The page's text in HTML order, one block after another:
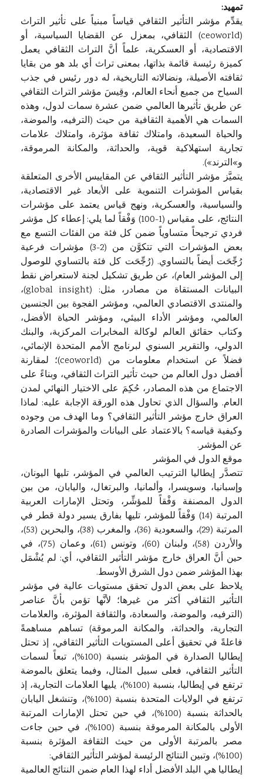
تمهيد:
يقدِّم مؤشر التأثير الثقافي قياساً مبنياً على تأثير التراث
(ceoworld) الثقافي، بمعزل عن القضايا السياسية، أو
الاقتصادية، أو العسكرية، علماً أنَّ التراث الثقافي يعمل
كميزة رئيسة قائمة بذاتها، بمعنى تراث أي بلد هو من بقايا
ثقافته الأصيلة، ونضالاته التاريخية، له دور رئيس في جذب
السياح من جميع أنحاء العالم، وقِيسَ مؤشر التراث الثقافي
عن طريق تأثيرها العالمي ضمن عشرة سمات لدول، وهذه
السمات هي الأهمية الثقافية من حيث (الترفيه، والموضة،
والحياة السعيدة، وامتلاك ثقافة مؤثرة، وامتلاك علامات
تجارية استهلاكية قوية، والحداثة، والمكانة المرموقة،
و»الترند»).
يتميَّز مؤشر التأثير الثقافي عن المقاييس الأخرى المتعلقة
بقياس المؤشرات التنموية على الأبعاد غير الاقتصادية،
والسياسية، والعسكرية، ونهج قياس يعتمد على مؤشرات
النتائج، على مقياس (1-100) وَفْقاً لما يلي: إعطاء كل مؤشر
فردي ترجيحاً متساوياً ضمن كل فئة من الفئات التسع مع
بعض المؤشرات التي تتكوَّن من (2-3) مؤشرات فرعية
رُجِّحَت أيضاً بالتساوي. (رُجِّحَت كل فئة بالتساوي للوصول
إلى المؤشر العام)، عن طريق تشكيل لجنة لاستعراض نقط
البيانات المستقاة من مصادر، مثل: (global insight)،
والمنتدى الاقتصادي العالمي، ومؤشر الفجوة بين الجنسين
العالمي، ومؤشر الأداء البيئي، ومؤشر الحياة الأفضل،
وكتاب حقائق العالم لوكالة المخابرات المركزية، والبنك
الدولي، والتقرير السنوي لبرنامج الأمم المتحدة الإنمائي،
فضلاً عن استخدام معلومات من (ceoworld)؛ لمقارنة
أفضل دول العالم من حيث تأثير التراث الثقافي، وبناءً على
الاجتماع من هذه المصادر، حُكِمَ على الاختيار النهائي لمدن
العام. والسؤال الذي تحاول هذه الورقة الإجابة عليه: لماذا
العراق خارج مؤشر التأثير الثقافي؟ وما الهدف من وجوده
وكيفية قياسه؟ بالاعتماد على البيانات والمؤشرات الصادرة
عن المؤشر.
موقع الدول في المؤشر
تتصدَّر إيطاليا الترتيب العالمي في المؤشر، تليها اليونان،
وإسبانيا، وسويسرا، وألمانيا، والبرتغال، واليابان، من بين
الدول المصنفة وَفْقاً للمؤشِّر، وتحتل الإمارات العربية
المرتبة (14) وَفْقاً للمؤشر، تليها بفارق يسير دولة قطر في
المرتبة (29)، والسعودية (36)، والمغرب (38)، والبحرين (53)،
والأردن (58)، ولبنان (60)، وتونس (61)، وعمان (75)، في
حين أنَّ العراق خارج مؤشر التأثير الثقافي، أي: لم يُشْمَل
بهذا المؤشر ضمن دول الشرق الأوسط.
يلاحظ على بعض الدول تحقق مستويات عالية في مؤشر
التأثير الثقافي أكثر من غيرها؛ لأنَّها تؤمن بأنَّ عناصر
(الترفيه، والموضة، والسعادة، والثقافة المؤثرة، والعلامات
التجارية، والحداثة، والمكانة المرموقة) تساهم مساهمةً
فاعلةً في تحقيق أعلى المستويات التأثير الثقافي، إذ تحتل
إيطاليا الصدارة في المؤشر بنسبة (100%)، تبعاً لسمات
التأثير الثقافي، فعلى سبيل المثال، وفيما يتعلق بالموضة
ترتفع في إيطاليا، بنسبة (100%)، يليها العلامات التجارية، إذ
ترتفع في الولايات المتحدة بنسبة (100%)، وتنشغل اليابان
بالحداثة بنسبة (100%)، في حين تحتل الإمارات المرتبة
الأولى بالمكانة المرموقة بنسبة (100%)، في حين جاءت
مصر بالمرتبة الأولى من حيث الثقافة المؤثرة بنسبة
(100%)، وتبين النتائج الرئيسة لمؤشر التأثير الثقافي:
إيطاليا هي البلد الأفضل أداء لهذا العام ضمن النتائج العالمية